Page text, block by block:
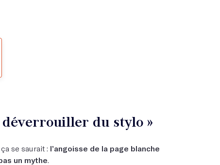
du stylo »
se saurait : l’angoisse de la page blanche
un mythe.